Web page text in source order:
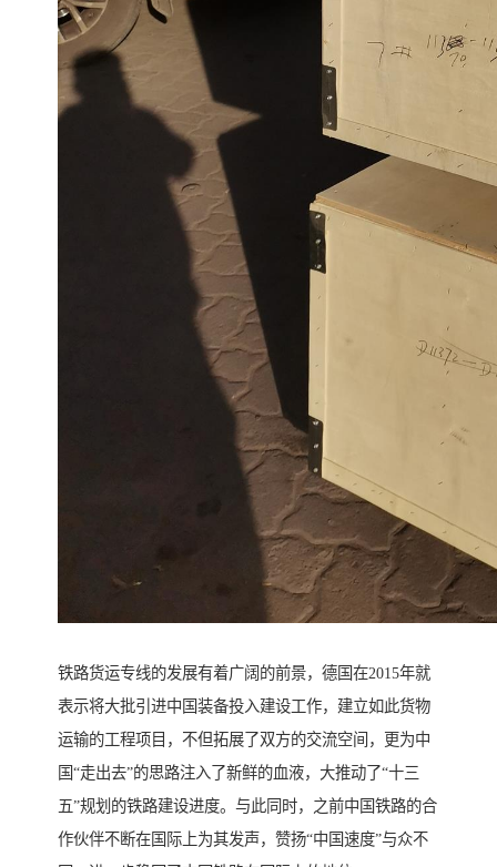
铁路货运专线的发展有着广阔的前景，德国在2015年就
表示将大批引进中国装备投入建设工作，建立如此货物
运输的工程项目，不但拓展了双方的交流空间，更为中
国“走出去”的思路注入了新鲜的血液，大推动了“十三
五”规划的铁路建设进度。与此同时，之前中国铁路的合
作伙伴不断在国际上为其发声，赞扬“中国速度”与众不